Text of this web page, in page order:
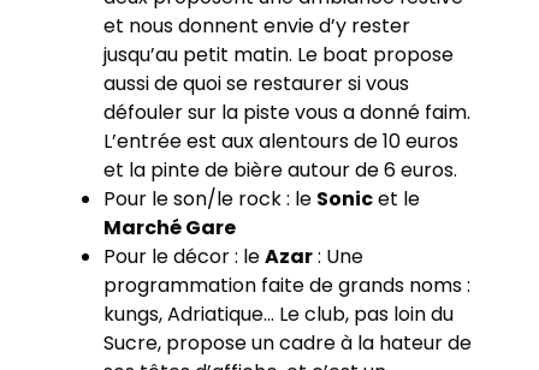
et nous donnent envie d’y rester
jusqu’au petit matin. Le boat propose
aussi de quoi se restaurer si vous
défouler sur la piste vous a donné faim.
L’entrée est aux alentours de 10 euros
et la pinte de bière autour de 6 euros.
Pour le son/le rock : le Sonicet le
Marché Gare
Pour le décor : leAzar: Une
programmation faite de grands noms :
kungs, Adriatique… Le club, pas loin du
Sucre, propose un cadre à la hateur de